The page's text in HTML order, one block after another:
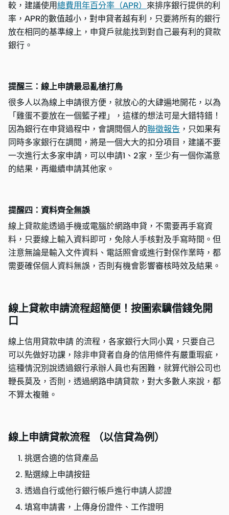
較，建議使用總費用年百分率（APR） 來排序銀行提供的利
率，APR的數值越小，對申貸者越有利，只要將所有的銀行
放在相同的基準線上，申貸戶就能找到對自己最有利的貸款
銀行。
提醒三：線上申請最忌亂槍打鳥
很多人以為線上申請很方便，就放心的大肆遍地開花，以為
「雞蛋不要放在一個籃子裡」，這樣的想法可是大錯特錯！
因為銀行在申貸過程中，會調閱個人的聯徵報告 ，只如果有
同時多家銀行在調閱，將是一個大大的扣分項目，建議不要
一次進行太多家申請，可以申請1、2家，至少有一個你滿意
的結果，再繼續申請其他家。
提醒四：資料齊全無誤
線上貸款能透過手機或電腦於網路申貸，不需要再手寫資
料，只要線上輸入資料即可，免除人手核對及手寫時間。但
注意無論是輸入文件資料、電話照會或進行對保作業時，都
需要確保個人資料無誤，否則有機會影響審核時效及結果。
線上貸款申請流程超簡便！按圖索驥借錢免開
口
線上信用貸款申請 的流程，各家銀行大同小異，只要自己
可以先做好功課，除非申貸者自身的信用條件有嚴重瑕疵，
這種情況別說透過銀行承辦人員也有困難，就算代辦公司也
鞭長莫及，否則，透過網路申請貸款，對大多數人來說，都
不算太複雜。
線上申請貸款流程 （以信貸為例）
挑選合適的信貸產品
點選線上申請按鈕
透過自行或他行銀行帳戶進行申請人認證
填寫申請書，上傳身份證件、工作證明